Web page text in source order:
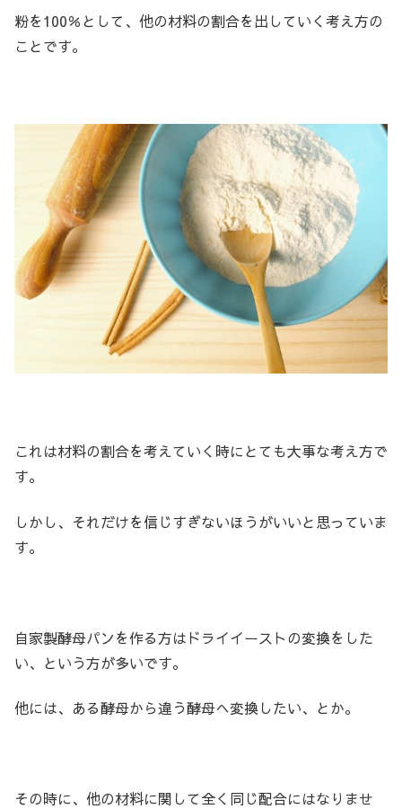
粉を100％として、他の材料の割合を出していく考え方の
ことです。
これは材料の割合を考えていく時にとても大事な考え方で
す。
しかし、それだけを信じすぎないほうがいいと思っていま
す。
自家製酵母パンを作る方はドライイーストの変換をした
い、という方が多いです。
他には、ある酵母から違う酵母へ変換したい、とか。
その時に、他の材料に関して全く同じ配合にはなりませ